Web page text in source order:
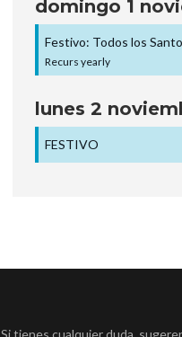
domingo 1
Festivo: Todos los
Recurs yearly
lunes 2
FESTIVO
Si tienes cualquier duda,